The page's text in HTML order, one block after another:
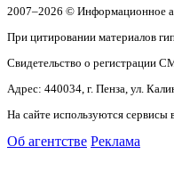
2007–2026 © Информационное
При цитировании материалов
Свидетельство о регистрации
Адрес: 440034, г. Пенза, ул.
На сайте используются
Об агентстве Реклама